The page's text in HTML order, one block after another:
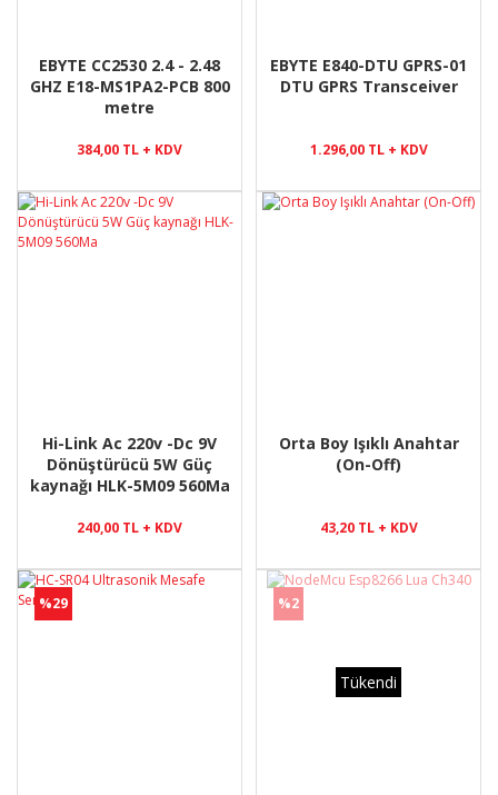
EBYTE CC2530 2.4 - 2.48
GHZ E18-MS1PA2-PCB 800
metre
384,00 TL + KDV
EBYTE E840-DTU GPRS-01
DTU GPRS Transceiver
1.296,00 TL + KDV
Hi-Link Ac 220v -Dc 9V
Dönüştürücü 5W Güç
kaynağı HLK-5M09 560Ma
240,00 TL + KDV
Orta Boy Işıklı Anahtar
(On-Off)
43,20 TL + KDV
%29 %2
Tükendi